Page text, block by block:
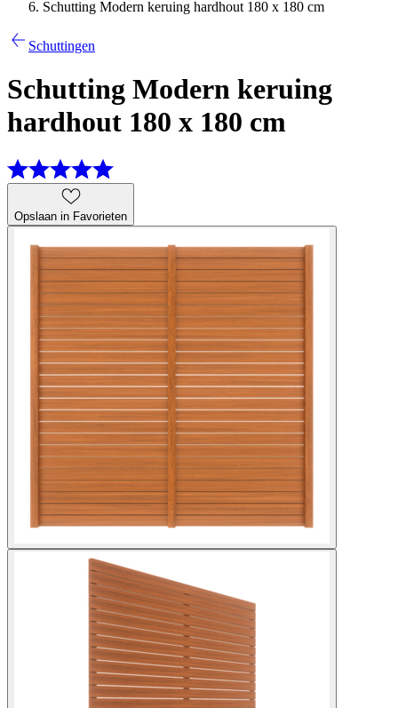
Schutting Modern keruing hardhout 180 x 180 cm
Schuttingen
Schutting Modern keruing
hardhout 180 x 180 cm
Opslaan in Favorieten